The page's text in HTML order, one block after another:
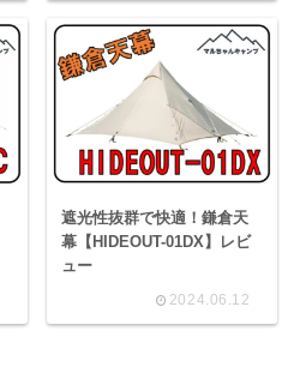
遮光性抜群で快適！鎌倉天
幕【HIDEOUT-01DX】レビ
ュー
2024.06.12